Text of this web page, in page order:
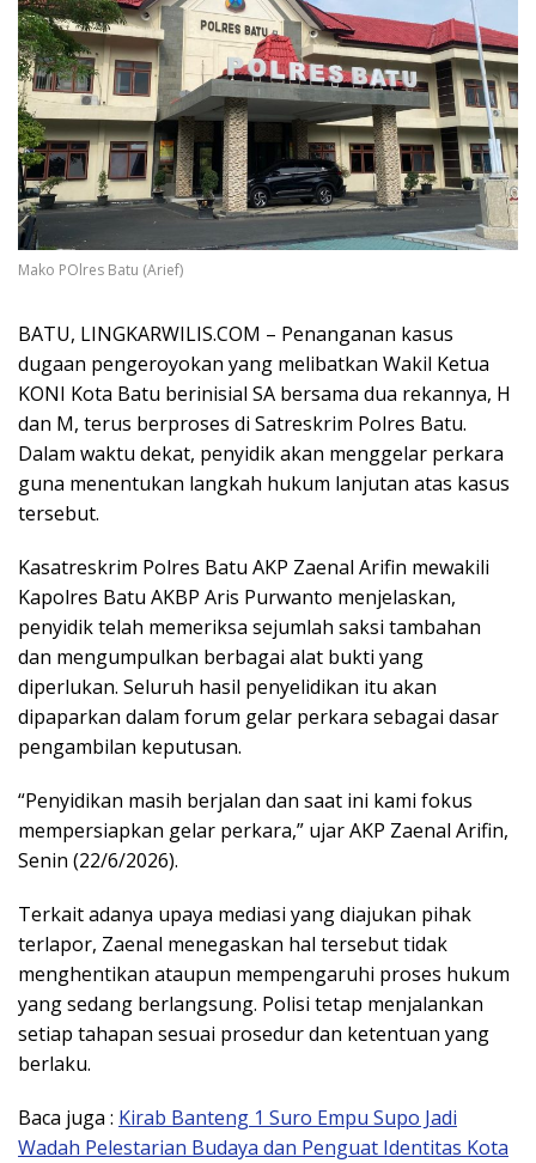
Mako POlres Batu (Arief)
BATU, LINGKARWILIS.COM – Penanganan kasus
dugaan pengeroyokan yang melibatkan Wakil Ketua
KONI Kota Batu berinisial SA bersama dua rekannya, H
dan M, terus berproses di Satreskrim Polres Batu.
Dalam waktu dekat, penyidik akan menggelar perkara
guna menentukan langkah hukum lanjutan atas kasus
tersebut.
Kasatreskrim Polres Batu AKP Zaenal Arifin mewakili
Kapolres Batu AKBP Aris Purwanto menjelaskan,
penyidik telah memeriksa sejumlah saksi tambahan
dan mengumpulkan berbagai alat bukti yang
diperlukan. Seluruh hasil penyelidikan itu akan
dipaparkan dalam forum gelar perkara sebagai dasar
pengambilan keputusan.
“Penyidikan masih berjalan dan saat ini kami fokus
mempersiapkan gelar perkara,” ujar AKP Zaenal Arifin,
Senin (22/6/2026).
Terkait adanya upaya mediasi yang diajukan pihak
terlapor, Zaenal menegaskan hal tersebut tidak
menghentikan ataupun mempengaruhi proses hukum
yang sedang berlangsung. Polisi tetap menjalankan
setiap tahapan sesuai prosedur dan ketentuan yang
berlaku.
Baca juga : Kirab Banteng 1 Suro Empu Supo Jadi
Wadah Pelestarian Budaya dan Penguat Identitas Kota